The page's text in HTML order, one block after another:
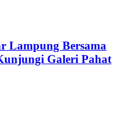
Lampung Bersama
Galeri Pahat